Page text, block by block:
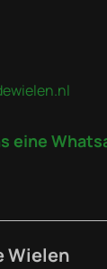
eine
Wielen